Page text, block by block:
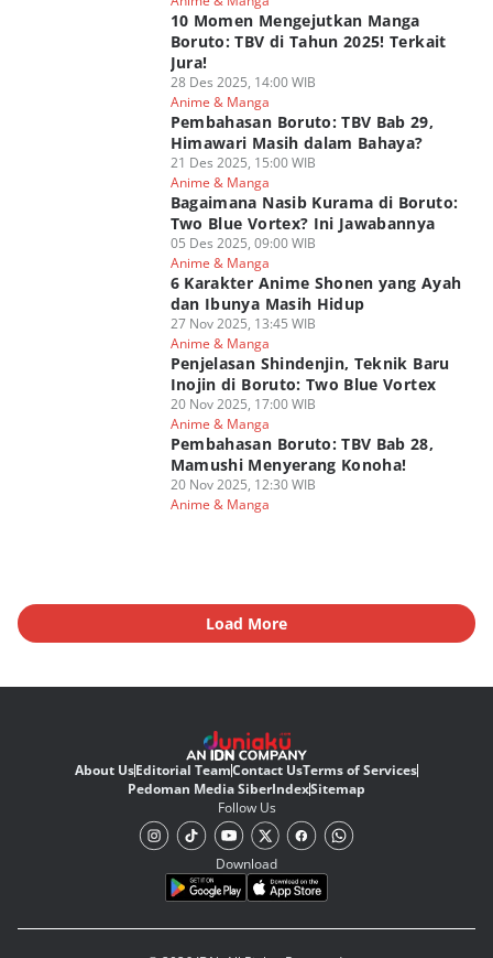
10 Momen Mengejutkan Manga
Boruto: TBV di Tahun 2025! Terkait
Jura!
28 Des 2025, 14:00 WIB
Anime & Manga
Pembahasan Boruto: TBV Bab 29,
Himawari Masih dalam Bahaya?
21 Des 2025, 15:00 WIB
Anime & Manga
Bagaimana Nasib Kurama di Boruto:
Two Blue Vortex? Ini Jawabannya
05 Des 2025, 09:00 WIB
Anime & Manga
6 Karakter Anime Shonen yang Ayah
dan Ibunya Masih Hidup
27 Nov 2025, 13:45 WIB
Anime & Manga
Penjelasan Shindenjin, Teknik Baru
Inojin di Boruto: Two Blue Vortex
20 Nov 2025, 17:00 WIB
Anime & Manga
Pembahasan Boruto: TBV Bab 28,
Mamushi Menyerang Konoha!
20 Nov 2025, 12:30 WIB
Anime & Manga
Load More
About UsEditorial TeamContact UsTerms of Services
Pedoman Media SiberIndexSitemap
Follow Us
Download